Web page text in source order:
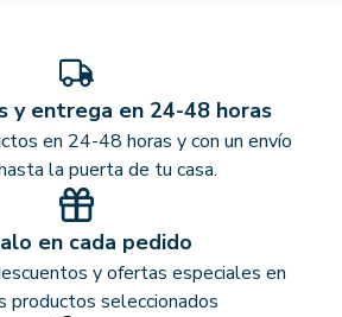
y entrega en 24-48 horas
en 24-48 horas y con un envío
la puerta de tu casa.
en cada pedido
y ofertas especiales en
productos seleccionados